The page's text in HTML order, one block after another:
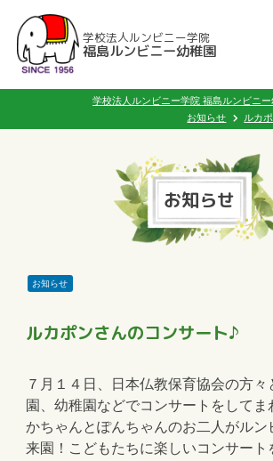
学校法人ルンビニー学院
福島ルンビニー幼稚園
学校法人ルンビニー学院 福島ルンビニー
お知らせ
ルカ
お知らせ
お知らせ
ルカポンさんのコンサート♪
７月１４日、日本仏教保育協会の方
園、幼稚園などでコンサートをしてま
かちゃんとぽんちゃんのお二人がルン
来園！こどもたちに楽しいコンサート